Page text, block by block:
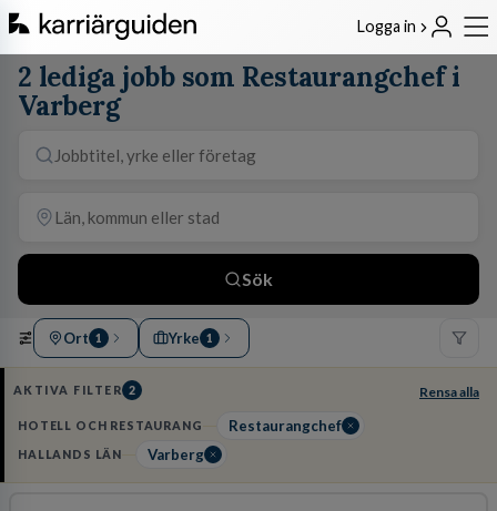
Logga in
2 lediga jobb som Restaurangchef i
Varberg
Sök
Ort 1 Yrke 1
AKTIVA FILTER 2 Rensa alla
HOTELL OCH RESTAURANG Restaurangchef
HALLANDS LÄN Varberg